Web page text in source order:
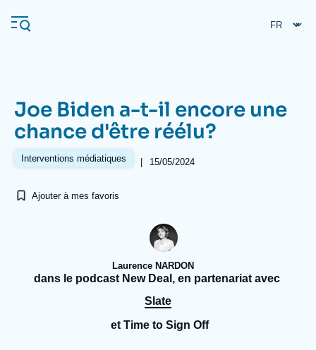
au
contenu
Navigation
principale
L'Ifri
Analyses
Se connecter
Recherches fréquentes
Proche-Orient
Joe Biden a-t-il encore une
chance d'être réélu?
Interventions médiatiques | 15/05/2024
Ajouter à mes favoris
Laurence NARDON
dans le podcast New Deal, en partenariat avec
Slate
et Time to Sign Off